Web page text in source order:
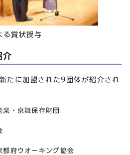
状授与
介
たに加盟された9団体が紹介され
・京舞保存財団
府ウオーキング協会